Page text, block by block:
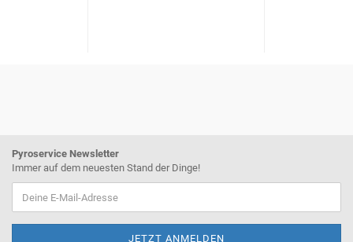
Pyroservice Newsletter
Immer auf dem neuesten Stand der Dinge!